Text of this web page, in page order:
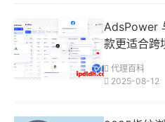
AdsPower
款更适合跨
代理百科
2025-08-12